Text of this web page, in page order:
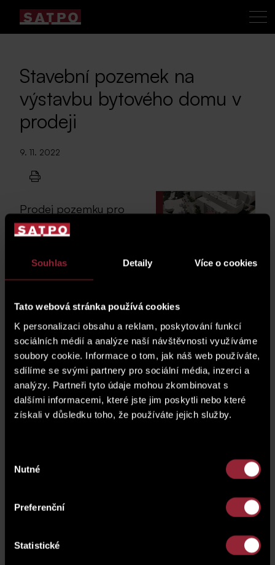
Souhlas Detaily Více o cookies
Tato webová stránka používá cookies
K personalizaci obsahu a reklam, poskytování funkcí
sociálních médií a analýze naší návštěvnosti využíváme
soubory cookie. Informace o tom, jak náš web používáte,
sdílíme se svými partnery pro sociální média, inzerci a
analýzy. Partneři tyto údaje mohou zkombinovat s
dalšími informacemi, které jste jim poskytli nebo které
získali v důsledku toho, že používáte jejich služby.
souhlasu
Nutné
Preferenční
Statistické
Stavební pozemek na
výstavbu bytového domu v
prodeji
9. 11. 2022
Prodej pozemku pro
investiční příležitost na
domu na adrese ulice
Družnosti, Praha 4 -
Společnost SATPO nabízí k prodeji stavební pozemek,
parcelní číslo 2556/2, o
výměře 596 m2 v katastrálním území Nusle pro výstavbu
bytového domu v rezidenční části Praha 4 -
Nusle. Pozemek je nabízen s architektonickou studií na
bytový dům, který má dvě podzemní podlaží a 6
nadzemních podlaží. V suterénu domu je plánováno 19
parkovacích stání. Celková plánovaná hrubá podlahová
plocha bytového domu je 1 851 m
2
přístupný z veřejné komunikace a má dostupné veškeré
území s funkčním využitím OB – čistě obytné. Jedná s o
stabilizované území sloužící pro bydlení.
(SPV) vlastnící pozemek, jejímž 100%
společníkem je prodávající.